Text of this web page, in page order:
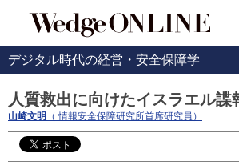
デジタル時代の経営・安全保障学
人質救出に向けたイスラエル諜
山崎文明 （ 情報安全保障研究所首席研究員）